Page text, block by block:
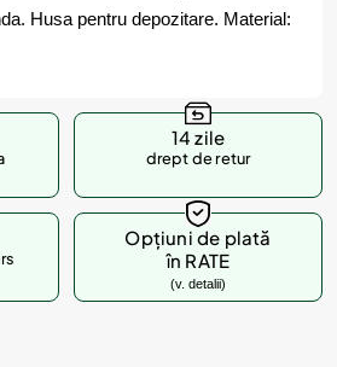
Husa pentru depozitare. Material:
14 zile
drept de retur
Opțiuni de plată
în RATE
(v. detalii)